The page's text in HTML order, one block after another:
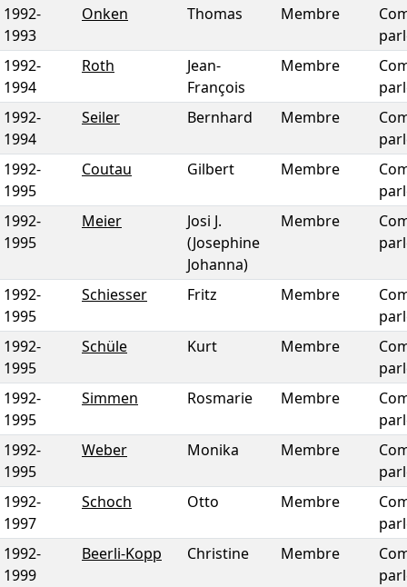
1992-
1993
Onken Thomas Membre
1992-
1994
Roth
Jean-
François
Membre
1992-
1994
Seiler Bernhard Membre
1992-
1995
Coutau Gilbert Membre
1992-
1995
Meier
Josi J.
(Josephine
Johanna)
Membre
1992-
1995
Schiesser Fritz Membre
1992-
1995
Schüle Kurt Membre
1992-
1995
Simmen Rosmarie Membre
1992-
1995
Weber Monika Membre
1992-
1997
Schoch Otto Membre
1992-
1999
Beerli-Kopp Christine Membre